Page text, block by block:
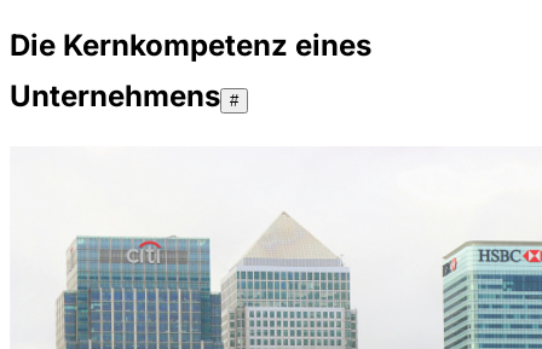
Die Kernkompetenz eines
Unternehmens #